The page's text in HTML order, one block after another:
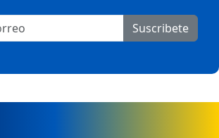
Suscribete